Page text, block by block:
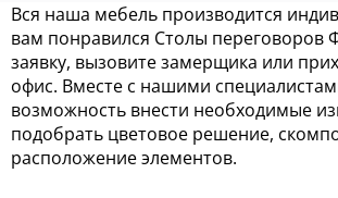
Вся наша мебель производится
вам понравился Столы переговоров
заявку, вызовите замерщика или
офис. Вместе с нашими
возможность внести необходимые
подобрать цветовое решение,
расположение элементов.